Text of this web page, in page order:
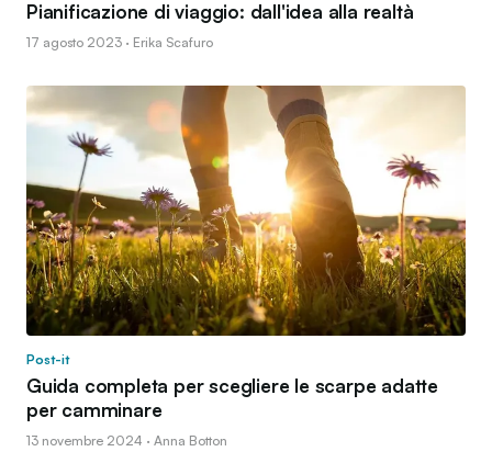
Pianificazione di viaggio: dall'idea alla realtà
17 agosto 2023 · Erika Scafuro
Post-it
Guida completa per scegliere le scarpe adatte
per camminare
13 novembre 2024 · Anna Botton